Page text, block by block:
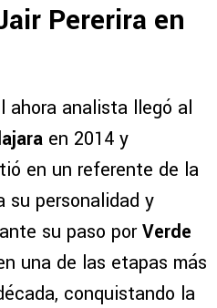
Pererira en
ahora analista llegó al
en 2014 y
en un referente de la
personalidad y
su paso porVerde
una de las etapas más
conquistando la